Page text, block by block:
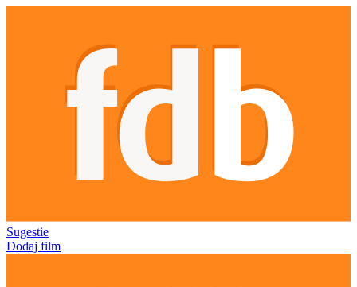
Sugestie
Dodaj film